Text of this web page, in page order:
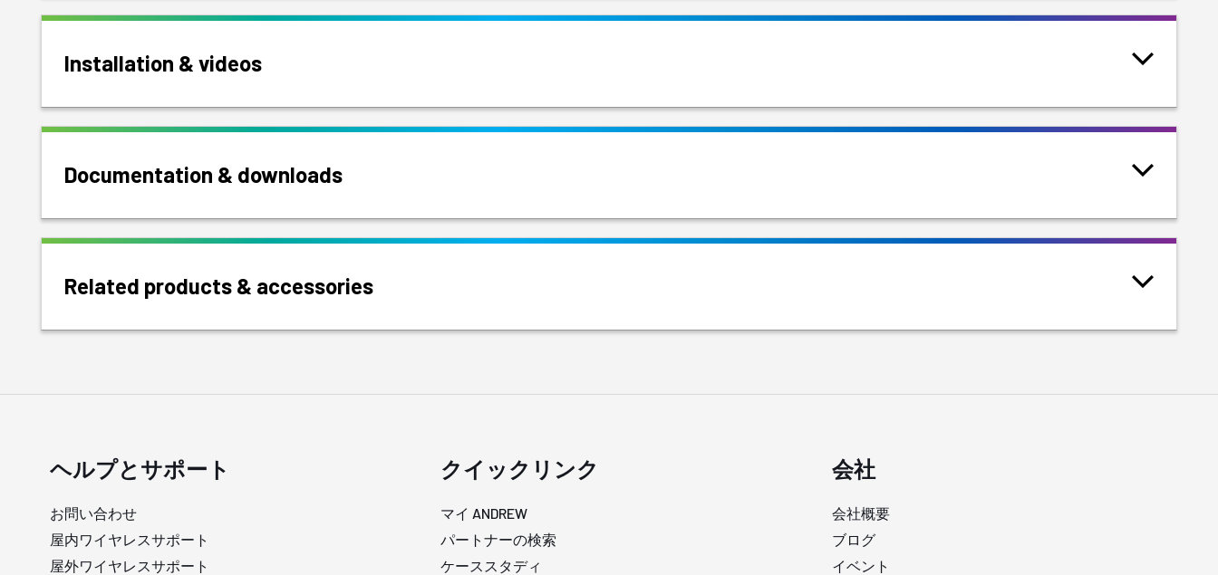
Installation & videos
Documentation & downloads
Related products & accessories
ヘルプとサポート
お問い合わせ
屋内ワイヤレスサポート
屋外ワイヤレスサポート
クイックリンク
マイ ANDREW
パートナーの検索
ケーススタディ
会社
会社概要
ブログ
イベント